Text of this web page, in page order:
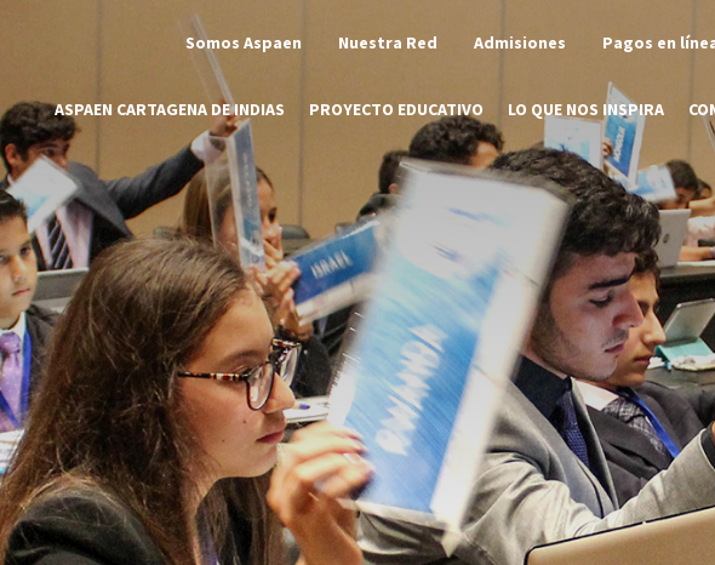
Somos Aspaen Nuestra Red Admisiones Pagos en
ASPAEN CARTAGENA DE INDIAS PROYECTO EDUCATIVO LO QUE NOS INSPIRA